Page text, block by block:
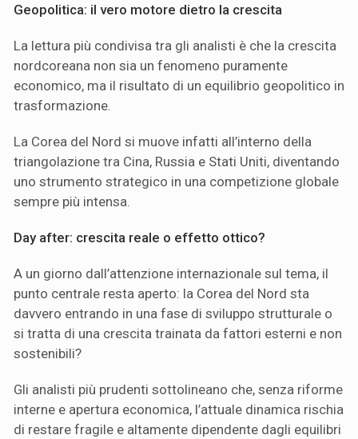
Geopolitica: il vero motore dietro la crescita
La lettura più condivisa tra gli analisti è che la crescita
nordcoreana non sia un fenomeno puramente
economico, ma il risultato di un equilibrio geopolitico in
trasformazione.
La Corea del Nord si muove infatti all’interno della
triangolazione tra Cina, Russia e Stati Uniti, diventando
uno strumento strategico in una competizione globale
sempre più intensa.
Day after: crescita reale o effetto ottico?
A un giorno dall’attenzione internazionale sul tema, il
punto centrale resta aperto: la Corea del Nord sta
davvero entrando in una fase di sviluppo strutturale o
si tratta di una crescita trainata da fattori esterni e non
sostenibili?
Gli analisti più prudenti sottolineano che, senza riforme
interne e apertura economica, l’attuale dinamica rischia
di restare fragile e altamente dipendente dagli equilibri